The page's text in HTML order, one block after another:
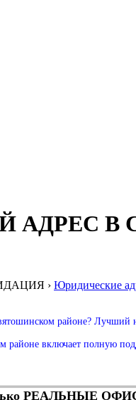
АДРЕС
› Юридические
районе?
включает полную
РЕАЛЬНЫЕ